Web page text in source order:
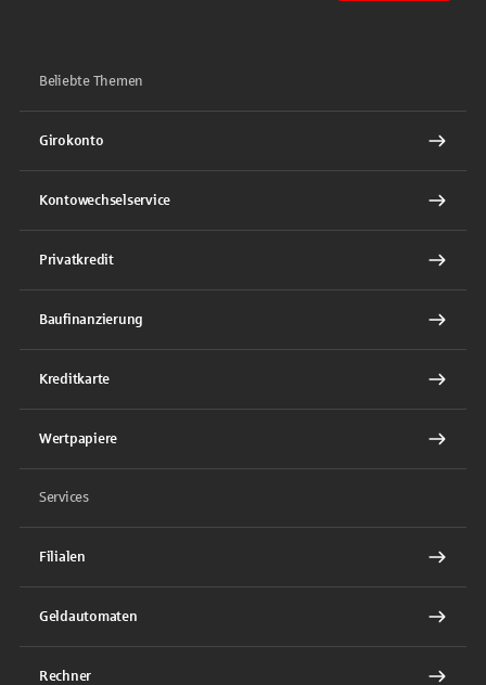
Beliebte Themen
Girokonto
Kontowechselservice
Privatkredit
Baufinanzierung
Kreditkarte
Wertpapiere
Services
Filialen
Geldautomaten
Rechner